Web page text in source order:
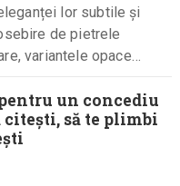
lor subtile și
de pietrele
variantele opace
un concediu
să te plimbi